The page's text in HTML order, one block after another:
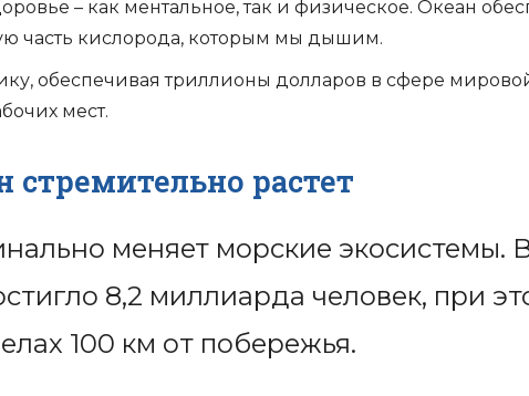
– как ментальное, так и физическое. Океан
часть кислорода, которым мы дышим.
обеспечивая триллионы долларов в сфере
мест.
стремительно растет
меняет морские экосистемы.
8,2 миллиарда человек, при
100 км от побережья.